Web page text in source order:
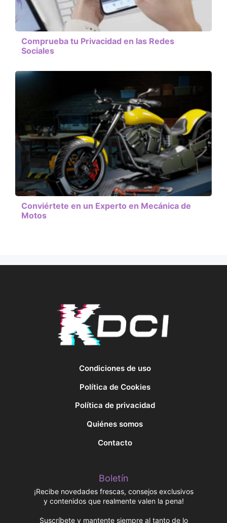
Comprueba tu Privacidad en las Redes
Sociales
Conviértete en un Experto en Mecánica de
Motos
Condiciones de uso
Política de Cookies
Política de privacidad
Quiénes somos
Contacto
Boletín
¡Recibe novedades frescas, consejos exclusivos
y contenidos que realmente valen la pena!
Suscríbete y mantente siempre al tanto de lo